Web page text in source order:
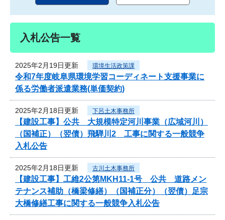
入札公告一覧
2025年2月19日更新 環境生活政策課
令和7年度岐阜県環境学習コーディネート支援事業に
係る労働者派遣業務(単価契約)
2025年2月18日更新 下呂土木事務所
【建設工事】公共 大規模特定河川事業（広域河川）
（国補正）（翌債）飛騨川2 工事に関する一般競争
入札公告
2025年2月18日更新 古川土木事務所
【建設工事】工維2公第MKH11-1号 公共 道路メン
テナンス補助（橋梁修繕）（国補正分）（翌債）足宗
大橋修繕工事に関する一般競争入札公告